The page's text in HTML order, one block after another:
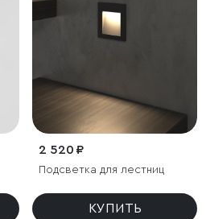
2 520 ₽
Подсветка для лестниц
КУПИТЬ